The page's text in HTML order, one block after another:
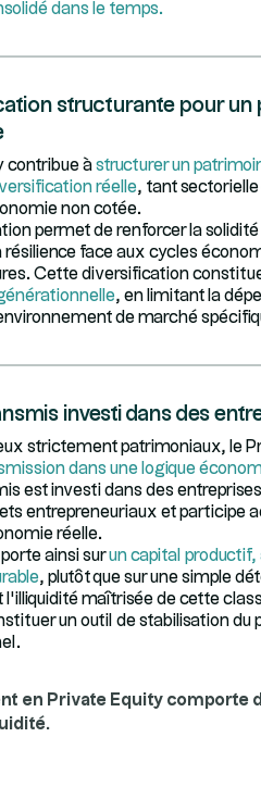
dans le temps.
structurante pour un
contribue à structurer un
réelle, tant sectorielle
non cotée.
permet de renforcer la
résilience face aux cycles
Cette diversification
, en limitant la
de marché
investi dans des
strictement patrimoniaux, le
dans une logique
est investi dans des
entrepreneuriaux et participe
réelle.
ainsi surun capital
, plutôt que sur une simple
l’illiquidité maîtrisée de cette
un outil de stabilisation du
en Private Equity comporte